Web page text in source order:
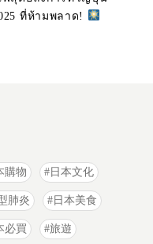
ที่ห้ามพลาด!
購物 日本文化
肺炎 日本美食
必買 旅遊